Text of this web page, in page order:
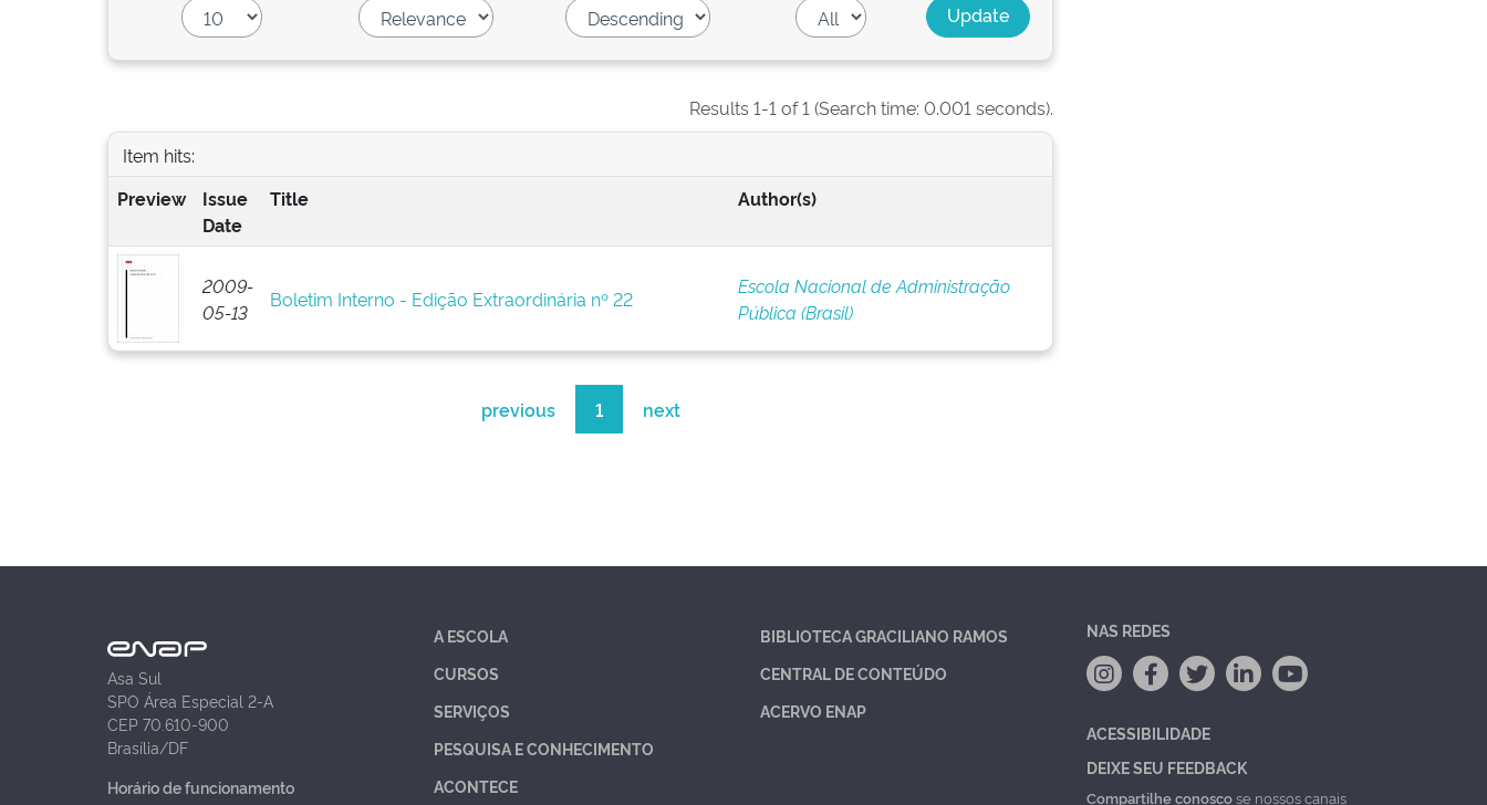
Results 1-1 of 1 (Search time: 0.001 seconds).
Item hits:
Preview
Issue
Date
Title Author(s)
2009-
05-13
Boletim Interno - Edição Extraordinária nº 22
Escola Nacional de Administração
Pública (Brasil)
previous 1 next
Asa Sul
SPO Área Especial 2-A
CEP 70.610-900
Brasília/DF
Horário de funcionamento
A ESCOLA
CURSOS
SERVIÇOS
PESQUISA E CONHECIMENTO
ACONTECE
BIBLIOTECA GRACILIANO RAMOS
CENTRAL DE CONTEÚDO
ACERVO ENAP
NAS REDES
ACESSIBILIDADE
DEIXE SEU FEEDBACK
Compartilhe conoscose nossos canais